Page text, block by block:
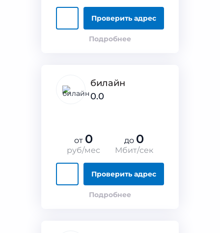
Проверить адрес
Подробнее
билайн
0.0
от 0
руб/мес
до 0
Мбит/сек
Проверить адрес
Подробнее